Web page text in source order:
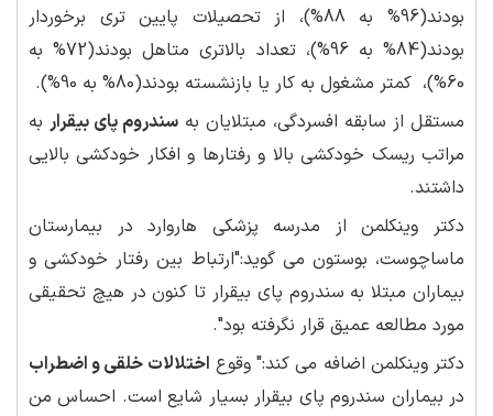
بودند(96% به 88%)، از تحصیلات پایین تری برخوردار
بودند(84% به 96%)، تعداد بالاتری متاهل بودند(72% به
60%)، کمتر مشغول به کار یا بازنشسته بودند(80% به 90%).
مستقل از سابقه افسردگی، مبتلایان به سندروم پای بیقرار به
مراتب ریسک خودکشی بالا و رفتارها و افکار خودکشی بالایی
داشتند.
دکتر وینکلمن از مدرسه پزشکی هاروارد در بیمارستان
ماساچوست، بوستون می گوید:"ارتباط بین رفتار خودکشی و
بیماران مبتلا به سندروم پای بیقرار تا کنون در هیچ تحقیقی
مورد مطالعه عمیق قرار نگرفته بود".
دکتر وینکلمن اضافه می کند:" وقوع اختلالات خلقی و اضطراب
در بیماران سندروم پای بیقرار بسیار شایع است. احساس من